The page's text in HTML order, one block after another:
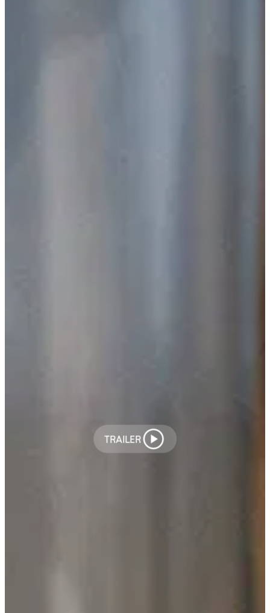
TRAILER